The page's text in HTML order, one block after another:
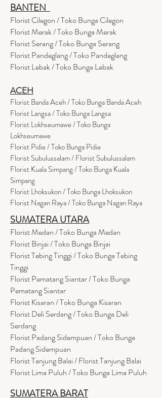
BANTEN
Florist Cilegon / Toko Bunga Cilegon
Florist Merak / Toko Bunga Merak
Florist Serang / Toko Bunga Serang
Florist Pandeglang / Toko Pandeglang
Florist Lebak / Toko Bunga Lebak
ACEH
Florist Banda Aceh / Toko Bunga Banda Aceh
Florist Langsa / Toko Bunga Langsa
Florist Lokhseumawe / Toko Bunga
Lokhseumawe
Florist Pidie / Toko Bunga Pidie
Florist Subulussalam / Florist Subulussalam
Florist Kuala Simpang / Toko Bunga Kuala
Simpang
Florist Lhoksukon / Toko Bunga Lhoksukon
Florist Nagan Raya / Toko Bunga Nagan Raya
SUMATERA UTARA
Florist Medan / Toko Bunga Medan
Florist Binjai / Toko Bunga Binjai
Florist Tebing Tinggi / Toko Bunga Tebing
Tinggi
Florist Pematang Siantar / Toko Bunga
Pematang Siantar
Florist Kisaran / Toko Bunga Kisaran
Florist Deli Serdang / Toko Bunga Deli
Serdang
Florist Padang Sidempuan / Toko Bunga
Padang Sidempuan
Florist Tanjung Balai / Florist Tanjung Balai
Florist Lima Puluh / Toko Bunga Lima Puluh
SUMATERA BARAT